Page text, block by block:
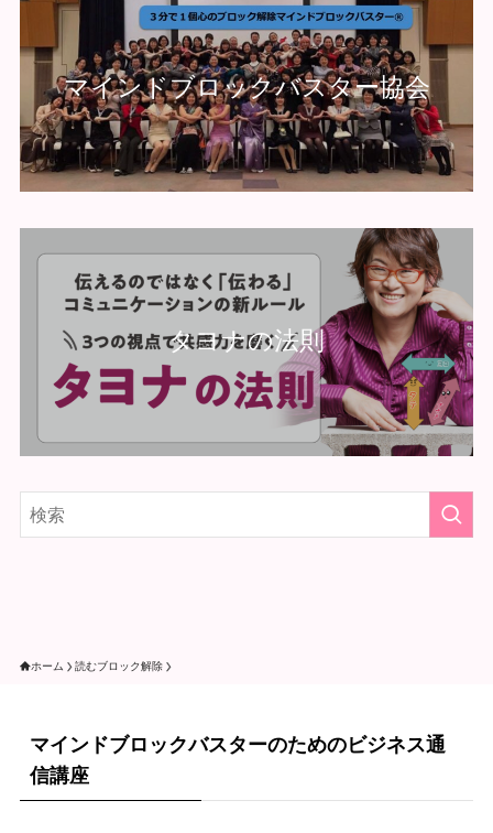
マインドブロックバスター協会
タヨナの法則
ホーム 読むブロック解除
マインドブロックバスターのためのビジネス通
信講座